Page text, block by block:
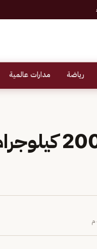
رياضة مدارات عالمية
إحباط تهريب